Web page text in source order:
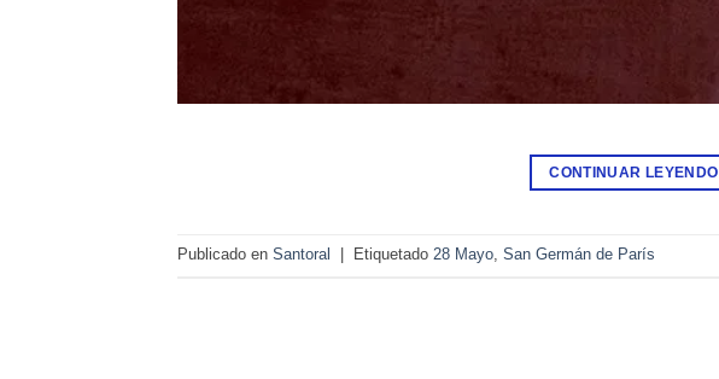
CONTINUAR LEYENDO
Publicado en Santoral Etiquetado 28 Mayo, San Germán de París